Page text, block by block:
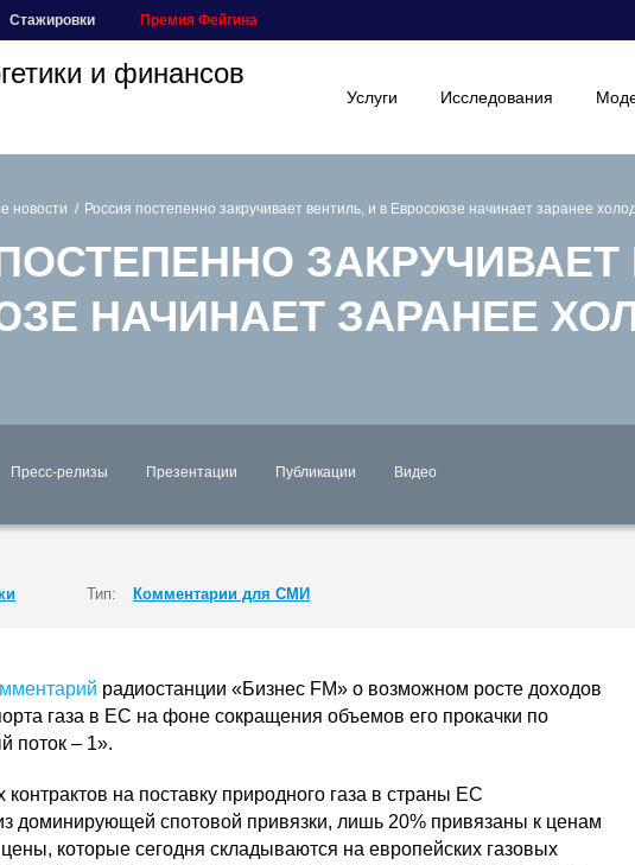
Стажировки Премия Фейгина
Услуги Исследования
новости Россия постепенно закручивает вентиль, и в Евросоюзе начинает заранее
ЗАКРУЧИВАЕТ
НАЧИНАЕТ ЗАРАНЕЕ
Пресс-релизы Презентации Публикации Видео
Тип: Комментарии для СМИ
радиостанции «Бизнес FM» о возможном росте доходов
газа в ЕС на фоне сокращения объемов его прокачки по
поток – 1».
контрактов на поставку природного газа в страны ЕС
доминирующей спотовой привязки, лишь 20% привязаны к ценам
которые сегодня складываются на европейских газовых